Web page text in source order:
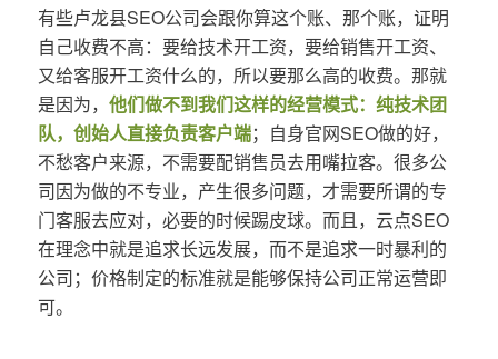
有些卢龙县SEO公司会跟你算这个账、那个账，证明
自己收费不高：要给技术开工资，要给销售开工资、
又给客服开工资什么的，所以要那么高的收费。那就
是因为， 他们做不到我们这样的经营模式：纯技术团
队，创始人直接负责客户端；自身官网SEO做的好，
不愁客户来源，不需要配销售员去用嘴拉客。很多公
司因为做的不专业，产生很多问题，才需要所谓的专
门客服去应对，必要的时候踢皮球。而且，云点SEO
在理念中就是追求长远发展，而不是追求一时暴利的
公司；价格制定的标准就是能够保持公司正常运营即
可。